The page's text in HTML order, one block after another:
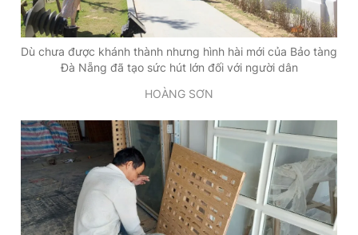
Dù chưa được khánh thành nhưng hình hài mới của Bảo tàng
Đà Nẵng đã tạo sức hút lớn đối với người dân
HOÀNG SƠN